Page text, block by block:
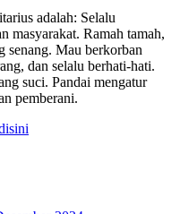
adalah: Selalu
masyarakat. Ramah tamah,
senang. Mau berkorban
dan selalu berhati-hati.
suci. Pandai mengatur
pemberani.